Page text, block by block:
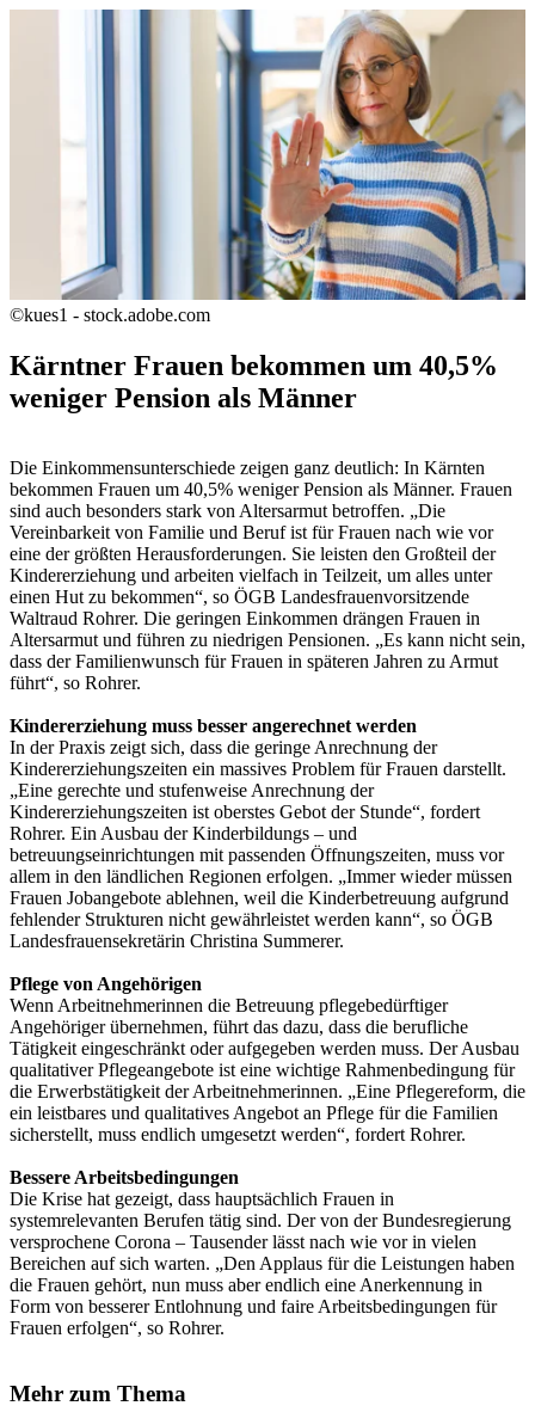
©kues1 - stock.adobe.com
Kärntner Frauen bekommen um 40,5%
weniger Pension als Männer
Die Einkommensunterschiede zeigen ganz deutlich: In Kärnten
bekommen Frauen um 40,5% weniger Pension als Männer. Frauen
sind auch besonders stark von Altersarmut betroffen. „Die
Vereinbarkeit von Familie und Beruf ist für Frauen nach wie vor
eine der größten Herausforderungen. Sie leisten den Großteil der
Kindererziehung und arbeiten vielfach in Teilzeit, um alles unter
einen Hut zu bekommen“, so ÖGB Landesfrauenvorsitzende
Waltraud Rohrer. Die geringen Einkommen drängen Frauen in
Altersarmut und führen zu niedrigen Pensionen. „Es kann nicht sein,
dass der Familienwunsch für Frauen in späteren Jahren zu Armut
führt“, so Rohrer.
Kindererziehung muss besser angerechnet werden
In der Praxis zeigt sich, dass die geringe Anrechnung der
Kindererziehungszeiten ein massives Problem für Frauen darstellt.
„Eine gerechte und stufenweise Anrechnung der
Kindererziehungszeiten ist oberstes Gebot der Stunde“, fordert
Rohrer. Ein Ausbau der Kinderbildungs – und
betreuungseinrichtungen mit passenden Öffnungszeiten, muss vor
allem in den ländlichen Regionen erfolgen. „Immer wieder müssen
Frauen Jobangebote ablehnen, weil die Kinderbetreuung aufgrund
fehlender Strukturen nicht gewährleistet werden kann“, so ÖGB
Landesfrauensekretärin Christina Summerer.
Pflege von Angehörigen
Wenn Arbeitnehmerinnen die Betreuung pflegebedürftiger
Angehöriger übernehmen, führt das dazu, dass die berufliche
Tätigkeit eingeschränkt oder aufgegeben werden muss. Der Ausbau
qualitativer Pflegeangebote ist eine wichtige Rahmenbedingung für
die Erwerbstätigkeit der Arbeitnehmerinnen. „Eine Pflegereform, die
ein leistbares und qualitatives Angebot an Pflege für die Familien
sicherstellt, muss endlich umgesetzt werden“, fordert Rohrer.
Bessere Arbeitsbedingungen
Die Krise hat gezeigt, dass hauptsächlich Frauen in
systemrelevanten Berufen tätig sind. Der von der Bundesregierung
versprochene Corona – Tausender lässt nach wie vor in vielen
Bereichen auf sich warten. „Den Applaus für die Leistungen haben
die Frauen gehört, nun muss aber endlich eine Anerkennung in
Form von besserer Entlohnung und faire Arbeitsbedingungen für
Frauen erfolgen“, so Rohrer.
Mehr zum Thema